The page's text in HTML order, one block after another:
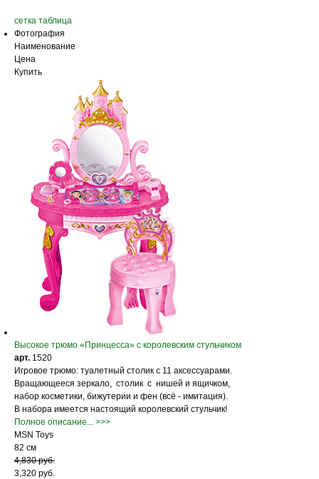
сетка таблица
Фотография
Наименование
Цена
Купить
Высокое трюмо «Принцесса» с королевским стульчиком
арт. 1520
Игровое трюмо: туалетный столик с 11 аксессуарами.
Вращающееся зеркало, столик с нишей и ящичком,
набор косметики, бижутерии и фен (всё - имитация).
В набора имеется настоящий королевский стульчик!
Полное описание... >>>
MSN Toys
82 см
4,830 руб.
3,320 руб.